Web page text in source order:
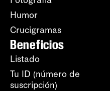
Humor
Crucigramas
Beneficios
Listado
Tu ID (número de
suscripción)